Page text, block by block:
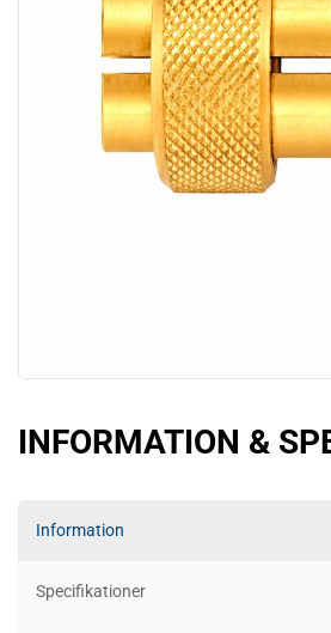
INFORMATION &
Information
Specifikationer